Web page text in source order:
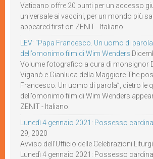
Vaticano offre 20 punti per un accesso
universale ai vaccini, per un mondo più
appeared first on ZENIT - Italiano.
LEV: “Papa Francesco. Un uomo di
dell’omonimo film di Wim Wenders
Volume fotografico a cura di monsignor
Viganò e Gianluca della Maggiore The
Francesco. Un uomo di parola”, dietro le
dell’omonimo film di Wim Wenders
ZENIT - Italiano.
Lunedì 4 gennaio 2021: Possesso
29, 2020
Avviso dell’Ufficio delle Celebrazioni
Lunedì 4 gennaio 2021: Possesso